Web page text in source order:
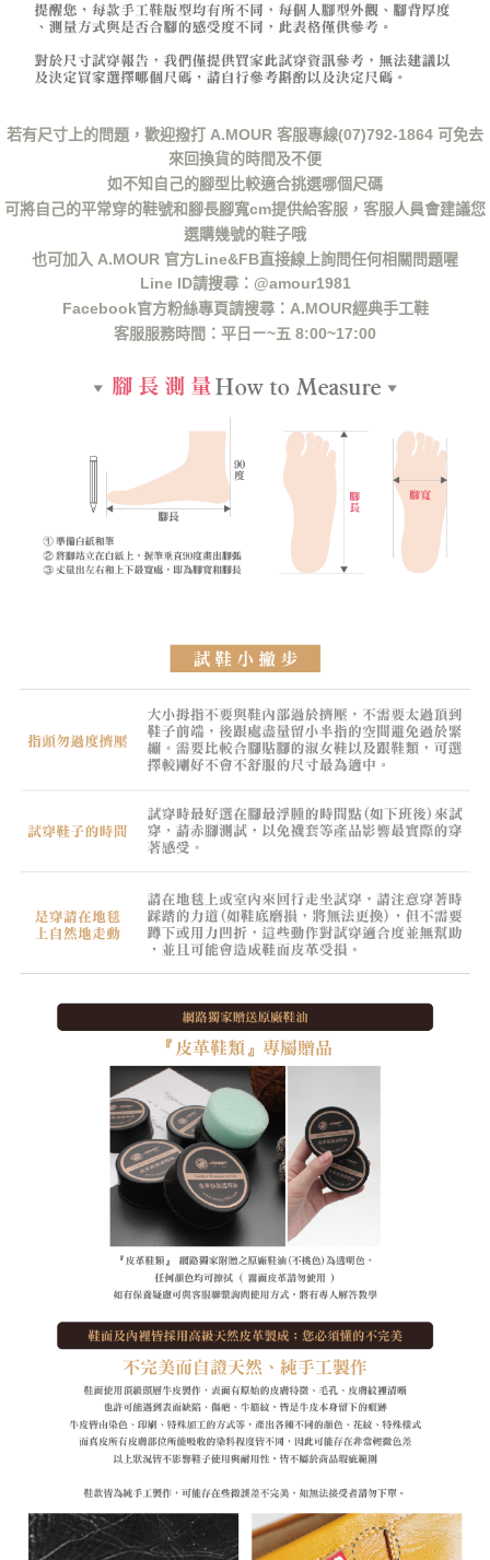
若有尺寸上的問題，歡迎撥打 A.MOUR 客服專線(07)792-1864 可免去
來回換貨的時間及不便
如不知自己的腳型比較適合挑選哪個尺碼
可將自己的平常穿的鞋號和腳長腳寬cm提供給客服，客服人員會建議您
選購幾號的鞋子哦
也可加入 A.MOUR 官方Line&FB直接線上詢問任何相關問題喔
Line ID請搜尋：@amour1981
Facebook官方粉絲專頁請搜尋：A.MOUR經典手工鞋
客服服務時間：平日ㄧ~五 8:00~17:00